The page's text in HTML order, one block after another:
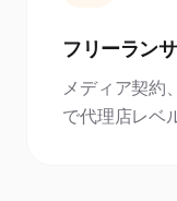
フリーラン
メディア契約
で代理店レベ